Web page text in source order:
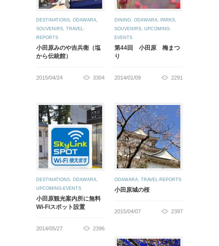
DESTINATIONS, ODAWARA,
SOUVENIRS, TRAVEL-
REPORTS
小田原みのや吉兵衛（塩
から伝統館）
2015/04/24 3304
DINING, ODAWARA, PARKS,
SOUVENIRS, UPCOMING-
EVENTS
第44回 小田原 梅まつ
り
2014/01/09 2291
DESTINATIONS, ODAWARA,
UPCOMING-EVENTS
小田原観光案内所に無料
Wi-Fiスポット設置
2014/05/27 2396
ODAWARA, TRAVEL-REPORTS
小田原城の桜
2015/04/07 2397